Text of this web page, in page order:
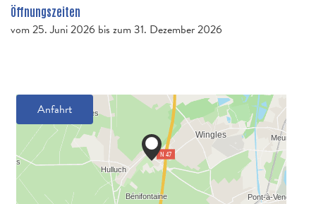
Öffnungszeiten
vom25. Juni 2026 bis zum31. Dezember 2026
Anfahrt